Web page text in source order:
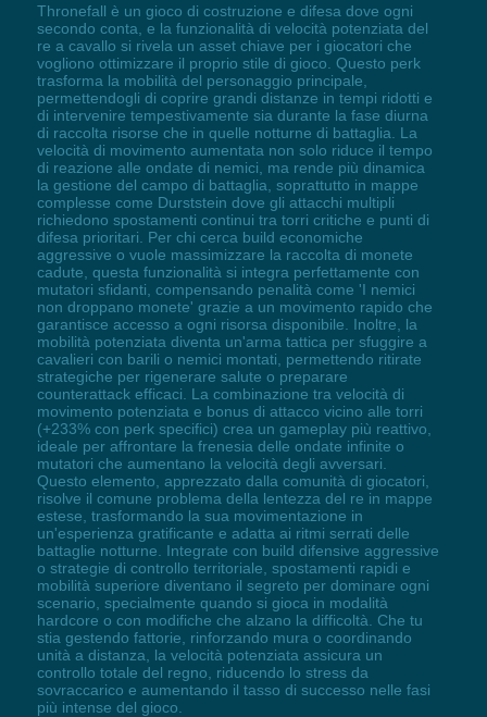
Thronefall è un gioco di costruzione e difesa dove ogni
secondo conta, e la funzionalità di velocità potenziata del
re a cavallo si rivela un asset chiave per i giocatori che
vogliono ottimizzare il proprio stile di gioco. Questo perk
trasforma la mobilità del personaggio principale,
permettendogli di coprire grandi distanze in tempi ridotti e
di intervenire tempestivamente sia durante la fase diurna
di raccolta risorse che in quelle notturne di battaglia. La
velocità di movimento aumentata non solo riduce il tempo
di reazione alle ondate di nemici, ma rende più dinamica
la gestione del campo di battaglia, soprattutto in mappe
complesse come Durststein dove gli attacchi multipli
richiedono spostamenti continui tra torri critiche e punti di
difesa prioritari. Per chi cerca build economiche
aggressive o vuole massimizzare la raccolta di monete
cadute, questa funzionalità si integra perfettamente con
mutatori sfidanti, compensando penalità come 'I nemici
non droppano monete' grazie a un movimento rapido che
garantisce accesso a ogni risorsa disponibile. Inoltre, la
mobilità potenziata diventa un'arma tattica per sfuggire a
cavalieri con barili o nemici montati, permettendo ritirate
strategiche per rigenerare salute o preparare
counterattack efficaci. La combinazione tra velocità di
movimento potenziata e bonus di attacco vicino alle torri
(+233% con perk specifici) crea un gameplay più reattivo,
ideale per affrontare la frenesia delle ondate infinite o
mutatori che aumentano la velocità degli avversari.
Questo elemento, apprezzato dalla comunità di giocatori,
risolve il comune problema della lentezza del re in mappe
estese, trasformando la sua movimentazione in
un'esperienza gratificante e adatta ai ritmi serrati delle
battaglie notturne. Integrate con build difensive aggressive
o strategie di controllo territoriale, spostamenti rapidi e
mobilità superiore diventano il segreto per dominare ogni
scenario, specialmente quando si gioca in modalità
hardcore o con modifiche che alzano la difficoltà. Che tu
stia gestendo fattorie, rinforzando mura o coordinando
unità a distanza, la velocità potenziata assicura un
controllo totale del regno, riducendo lo stress da
sovraccarico e aumentando il tasso di successo nelle fasi
più intense del gioco.